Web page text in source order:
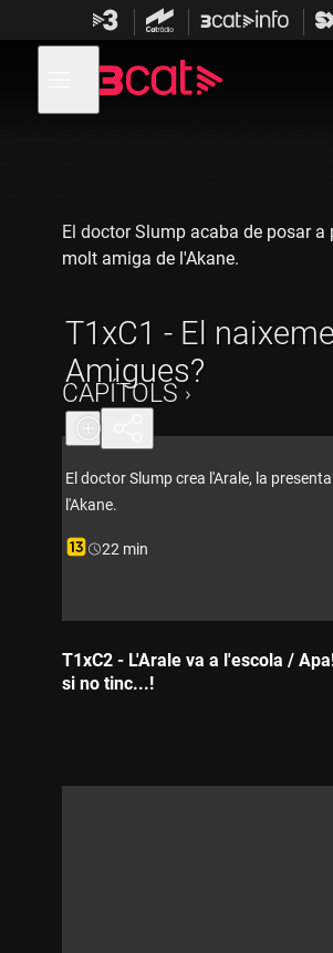
contingut
menú
de
T1xC1 - El
Amigues?
El doctor Slump crea l'Arale, la
l'Akane.
Durada:
22 min
El doctor Slump acaba de posar
molt amiga de l'Akane.
CAPÍTOLS
T1xC2 - L'Arale va a l'escola /
si no tinc...!